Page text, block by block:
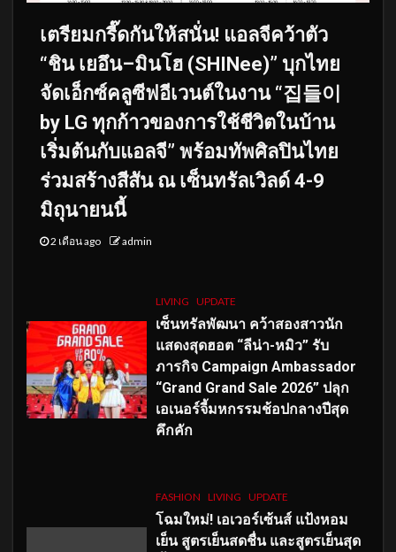
เตรียมกรี๊ดกันให้สนั่น! แอลจีคว้าตัว
“ชิน เยอึน–มินโฮ (SHINee)” บุกไทย
จัดเอ็กซ์คลูซีฟอีเวนต์ในงาน “집들이
by LG ทุกก้าวของการใช้ชีวิตในบ้าน
เริ่มต้นกับแอลจี” พร้อมทัพศิลปินไทย
ร่วมสร้างสีสัน ณ เซ็นทรัลเวิลด์ 4-9
มิถุนายนนี้
2 เดือน ago admin
LIVING UPDATE
เซ็นทรัลพัฒนา คว้าสองสาวนัก
แสดงสุดฮอต “ลีน่า-หมิว” รับ
ภารกิจ Campaign Ambassador
“Grand Grand Sale 2026” ปลุก
เอเนอร์จี้มหกรรมช้อปกลางปีสุด
คึกคัก
FASHION LIVING UPDATE
โฉมใหม่! เอเวอร์เซ้นส์ แป้งหอม
เย็น สูตรเย็นสดชื่น และสูตรเย็นสุด